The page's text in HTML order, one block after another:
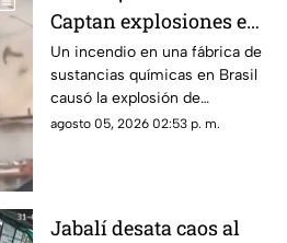
Captan explosiones en
alcantarillas tras el
incendio en una
fábrica
Un incendio en una fábrica de
sustancias químicas en Brasil
causó la explosión de
alcantarillas; el momento
agosto 05, 2026 02:53 p. m.
Jabalí desata caos al